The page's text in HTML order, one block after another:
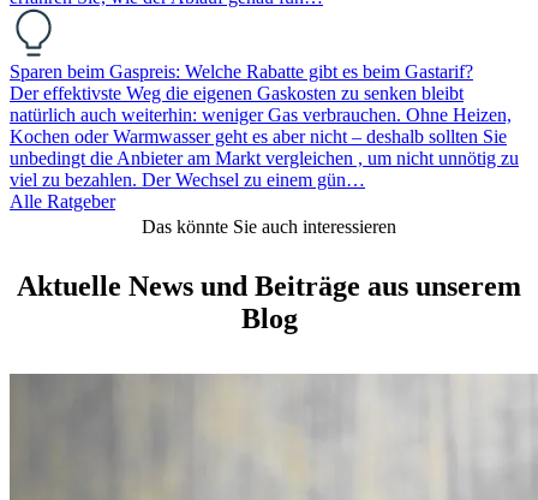
Sparen beim Gaspreis: Welche Rabatte gibt es beim Gastarif?
Der effektivste Weg die eigenen Gaskosten zu senken bleibt
natürlich auch weiterhin: weniger Gas verbrauchen. Ohne Heizen,
Kochen oder Warmwasser geht es aber nicht – deshalb sollten Sie
unbedingt die Anbieter am Markt vergleichen , um nicht unnötig zu
viel zu bezahlen. Der Wechsel zu einem gün…
Alle Ratgeber
Das könnte Sie auch interessieren
Aktuelle News und Beiträge aus unserem
Blog